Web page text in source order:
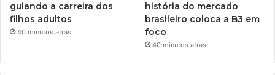
guiando a carreira dos
filhos adultos
40 minutos atrás
história do mercado
brasileiro coloca a B3 em
foco
40 minutos atrás